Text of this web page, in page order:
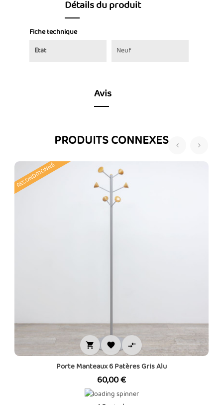
Détails du produit
Fiche technique
Etat
Neuf
Avis
PRODUITS CONNEXES
RECONDITIONNÉ
  
Porte Manteaux 6 Patères Gris Alu
Prix
60,00 €